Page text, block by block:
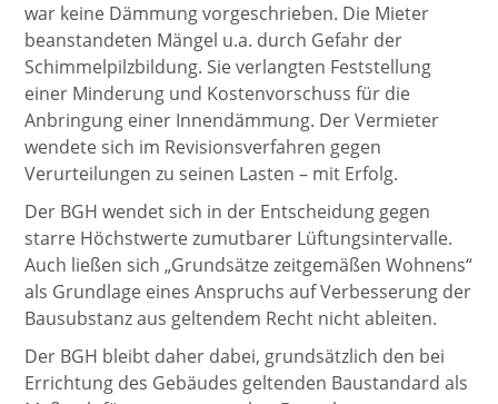
war keine Dämmung vorgeschrieben. Die Mieter
beanstandeten Mängel u.a. durch Gefahr der
Schimmelpilzbildung. Sie verlangten Feststellung
einer Minderung und Kostenvorschuss für die
Anbringung einer Innendämmung. Der Vermieter
wendete sich im Revisionsverfahren gegen
Verurteilungen zu seinen Lasten – mit Erfolg.
Der BGH wendet sich in der Entscheidung gegen
starre Höchstwerte zumutbarer Lüftungsintervalle.
Auch ließen sich „Grundsätze zeitgemäßen Wohnens“
als Grundlage eines Anspruchs auf Verbesserung der
Bausubstanz aus geltendem Recht nicht ableiten.
Der BGH bleibt daher dabei, grundsätzlich den bei
Errichtung des Gebäudes geltenden Baustandard als